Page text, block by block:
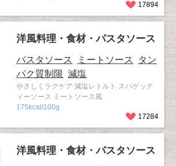
17894
洋風料理・食材・パスタソース
パスタソース ミートソース
タン
パク質制限 減塩
やさしくラクケア 減塩レトルト スパゲッテ
ィーソース ミートソース風
175kcal/100g
17284
洋風料理・食材・パスタソース